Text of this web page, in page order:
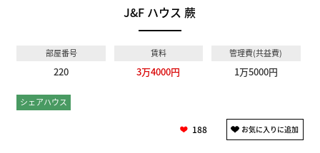
J&F ハウス 蕨
部屋番号
220
賃料
3万4000円
管理費(共益費)
1万5000円
シェアハウス
188